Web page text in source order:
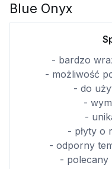
Blue Onyx
- bardzo
- możliwość
- do
-
-
- płyty o
- odporny
- polecany